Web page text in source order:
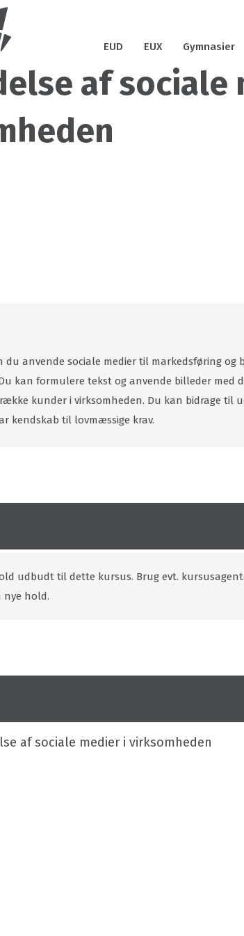
EUD EUX Gymnasier
af sociale
du anvende sociale medier til markedsføring og
kan formulere tekst og anvende billeder med
kunder i virksomheden. Du kan bidrage til
kendskab til lovmæssige krav.
udbudt til dette kursus. Brug evt.
nye hold.
af sociale medier i virksomheden